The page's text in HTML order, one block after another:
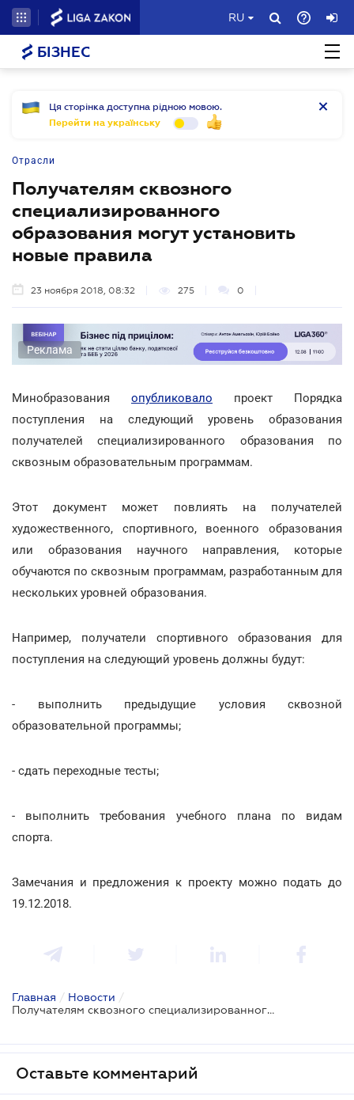
RU
БІЗНЕС
Ця сторінка доступна рідною мовою.
Перейти на українську
Отрасли
Получателям сквозного
специализированного
образования могут установить
новые правила
23 ноября 2018, 08:32 275 0
Реклама
Минобразования опубликовало проект Порядка
поступления на следующий уровень образования
получателей специализированного образования по
сквозным образовательным программам.
Этот документ может повлиять на получателей
художественного, спортивного, военного образования
или образования научного направления, которые
обучаются по сквозным программам, разработанным для
нескольких уровней образования.
Например, получатели спортивного образования для
поступления на следующий уровень должны будут:
- выполнить предыдущие условия сквозной
образовательной программы;
- сдать переходные тесты;
- выполнить требования учебного плана по видам
спорта.
Замечания и предложения к проекту можно подать до
19.12.2018.
Главная / Новости /
Получателям сквозного специализированного образования могут установить новые правила
Оставьте комментарий